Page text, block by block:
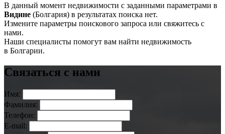
В данный момент недвижимости с заданными параметрами в
Видине (Болгария) в результатах поиска нет.
Измените параметры поискового запроса или свяжитесь с
нами.
Наши специалисты помогут вам найти недвижимость
в Болгарии.
Связаться с нами
Имя:
Фамилия:
Телефон:
E-mail: